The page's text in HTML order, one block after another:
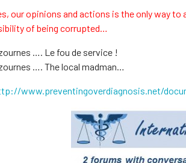
our opinions and actions is the only way
of being corrupted…
…. Le fou de service !
…. The local madman…
www.preventingoverdiagnosis.net/